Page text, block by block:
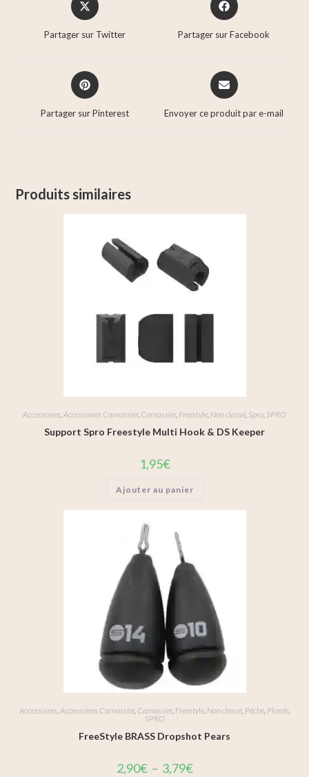
Partager sur Twitter Partager sur Facebook
Partager sur Pinterest Envoyer ce produit par e-mail
Produits similaires
Accessoires Accessoires Carnassier, Carnassier, Freestyle Non classé Spro SPRO
Support Spro Freestyle Multi Hook & DS Keeper
1,95€
Ajouter au panier
Accessoires,Accessoires Carnassier, Carnassier, Freestyle, Non classé, Pêche, Plomb,
SPRO
FreeStyle BRASS Dropshot Pears
2,90€ – 3,79€